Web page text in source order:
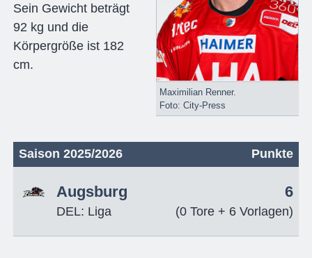
Maximilian Renner.
Foto: City-Press
Sein Gewicht beträgt
92 kg und die
Körpergröße ist 182
cm.
Saison 2025/2026 Punkte
Augsburg
DEL: Liga
6
(0 Tore + 6 Vorlagen)